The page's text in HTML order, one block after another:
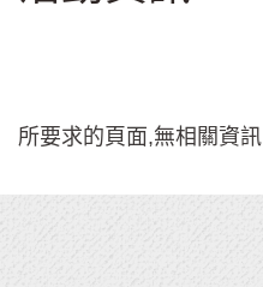
所要求的頁面,無相關資訊